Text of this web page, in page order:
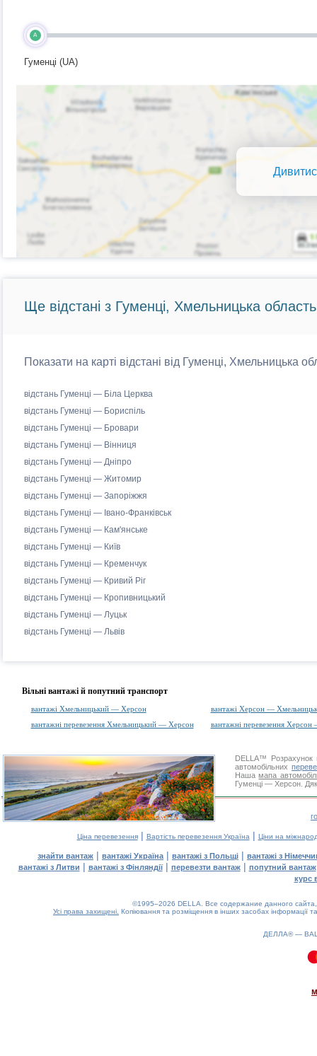
A
Гуменці (UA)
Ще відстані з Гуменці, Хмельницька
Показати на карті відстані від Гуменці, Хмельницька
відстань Гуменці — Біла Церква
відстань Гуменці — Бориспіль
відстань Гуменці — Бровари
відстань Гуменці — Вінниця
відстань Гуменці — Дніпро
відстань Гуменці — Житомир
відстань Гуменці — Запоріжжя
відстань Гуменці — Івано-Франківськ
відстань Гуменці — Кам'янське
відстань Гуменці — Київ
відстань Гуменці — Кременчук
відстань Гуменці — Кривий Ріг
відстань Гуменці — Кропивницький
відстань Гуменці — Луцьк
відстань Гуменці — Львів
Вільні вантажі й попутний транспорт
вантажі Хмельницький — Херсон
вантажі Херсон —
вантажні перевезення Хмельницький — Херсон
вантажні перевезення
DELLA™
Розрахунок
автомобільних
Нашамапа
Гуменці — Херсон.
Ціна перевезення| Вартість перевезення Україна | Ціни на
знайти вантаж | вантажі Україна | вантажі з Польщі | вантажі з
вантажі з Литви | вантажі з Фінляндії| перевезти вантаж| попутний вантаж
курс
©1995–2026 DELLA. Все содержание данного
Усі права захищені. Копіювання та розміщення в інших засобах інформації
ДЕЛЛА® —